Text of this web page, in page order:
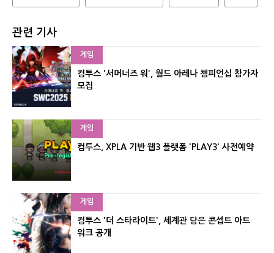
관련 기사
게임
컴투스 '서머너즈 워', 월드 아레나 챔피언십 참가자
모집
게임
컴투스, XPLA 기반 웹3 플랫폼 'PLAY3' 사전예약
게임
컴투스 '더 스타라이트', 세계관 담은 콘셉트 아트
워크 공개